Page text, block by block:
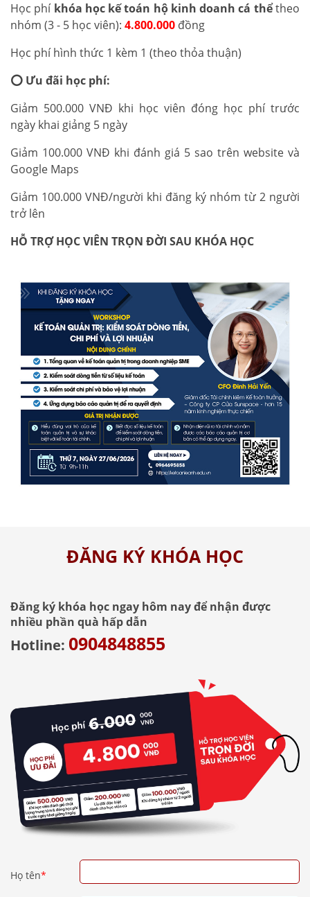
Học phí khóa học kế toán hộ kinh doanh cá thểtheo
nhóm (3 - 5 học viên): 4.800.000 đồng
Học phí hình thức 1 kèm 1 (theo thỏa thuận)
⭕ Ưu đãi học phí:
Giảm 500.000 VNĐ khi học viên đóng học phí trước
ngày khai giảng 5 ngày
Giảm 100.000 VNĐ khi đánh giá 5 sao trên website và
Google Maps
Giảm 100.000 VNĐ/người khi đăng ký nhóm từ 2 người
trở lên
HỖ TRỢ HỌC VIÊN TRỌN ĐỜI SAU KHÓA HỌC
ĐĂNG KÝ KHÓA HỌC
Đăng ký khóa học ngay hôm nay để nhận được
nhiều phần quà hấp dẫn
Hotline: 0904848855
Họ tên*